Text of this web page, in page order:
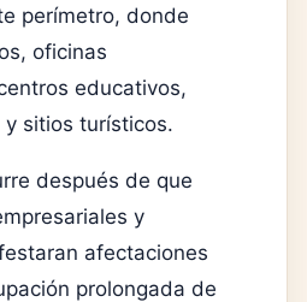
perímetro, donde
oficinas
educativos,
sitios turísticos.
después de que
y
afectaciones
prolongada de